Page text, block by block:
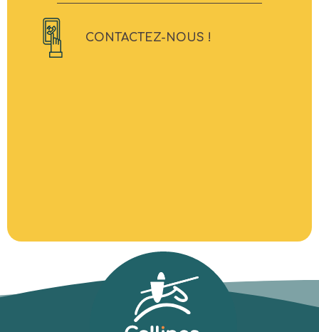
CONTACTEZ-NOUS !